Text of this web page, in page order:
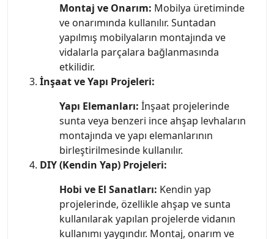
Montaj ve Onarım: Mobilya üretiminde
ve onarımında kullanılır. Suntadan
yapılmış mobilyaların montajında ve
vidalarla parçalara bağlanmasında
etkilidir.
İnşaat ve Yapı Projeleri:
Yapı Elemanları: İnşaat projelerinde
sunta veya benzeri ince ahşap levhaların
montajında ve yapı elemanlarının
birleştirilmesinde kullanılır.
DIY (Kendin Yap) Projeleri:
Hobi ve El Sanatları: Kendin yap
projelerinde, özellikle ahşap ve sunta
kullanılarak yapılan projelerde vidanın
kullanımı yaygındır. Montaj, onarım ve